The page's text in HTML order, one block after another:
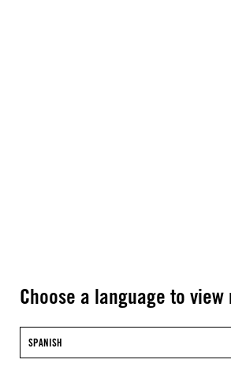
Choose a language to
SPANISH